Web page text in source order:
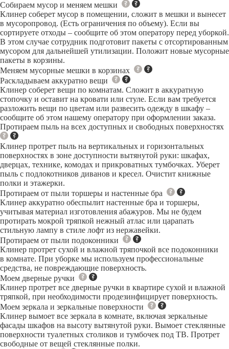
Собираем мусор и меняем мешки
Клинер соберет мусор в помещении, сложит в мешки и вынесет
в мусоропровод. (Есть ограничения по объему). Если вы
сортируете отходы – сообщите об этом оператору перед уборкой.
В этом случае сотрудник подготовит пакеты с отсортированным
мусором для дальнейшей утилизации. Положит новые мусорные
пакеты в корзины.
Меняем мусорные мешки в корзинах
Раскладываем аккуратно вещи
Клинер соберет вещи по комнатам. Сложит в аккуратную
стопочку и оставит на кровати или стуле. Если вам требуется
разложить вещи по цветам или развесить одежду в шкафу –
сообщите об этом нашему оператору при оформлении заказа.
Протираем пыль на всех доступных и свободных поверхностях
Клинер протрет пыль на вертикальных и горизонтальных
поверхностях в зоне доступности вытянутой руки: шкафах,
дверцах, технике, комодах и прикроватных тумбочках. Уберет
пыль с подлокотников диванов и кресел. Очистит книжные
полки и этажерки.
Протираем от пыли торшеры и настенные бра
Клинер аккуратно обеспылит настенные бра и торшеры,
учитывая материал изготовления абажуров. Мы не будем
протирать мокрой тряпкой нежный атлас или царапать
стильную лампу в стиле лофт из нержавейки.
Протираем от пыли подоконники
Клинер протрет сухой и влажной тряпочкой все подоконники
в комнате. При уборке мы используем профессиональные
средства, не повреждающие поверхность.
Моем дверные ручки
Клинер протрет все дверные ручки в квартире сухой и влажной
тряпкой, при необходимости продезинфицирует поверхность.
Моем зеркала и зеркальные поверхности
Клинер вымоет все зеркала в комнате, включая зеркальные
фасады шкафов на высоту вытянутой руки. Вымоет стеклянные
поверхности туалетных столиков и тумбочек под ТВ. Протрет
свободные от вещей стеклянные полки.